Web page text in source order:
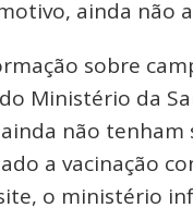
ainda não
sobre
Ministério da
não tenham
a vacinação
o ministério